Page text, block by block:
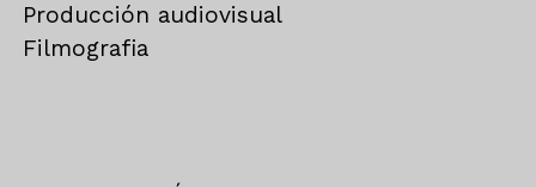
Producción audiovisual
Filmografia